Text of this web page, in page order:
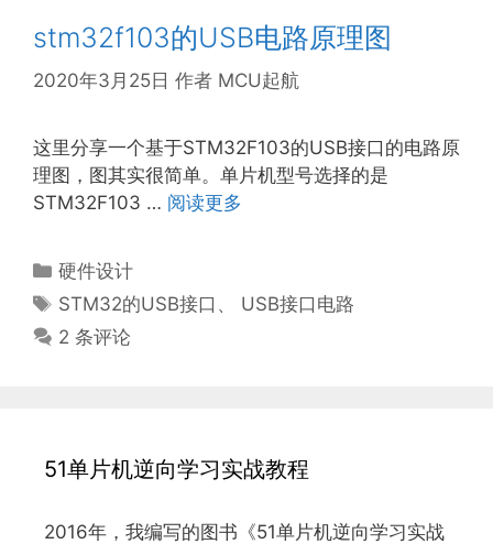
stm32f103的USB电路原理图
2020年3月25日 作者 MCU起航
这里分享一个基于STM32F103的USB接口的电路原
理图，图其实很简单。单片机型号选择的是
STM32F103 … 阅读更多
分
类
硬件设计
标
签
STM32的USB接口 、 USB接口电路
2 条评论
51单片机逆向学习实战教程
2016年，我编写的图书《51单片机逆向学习实战